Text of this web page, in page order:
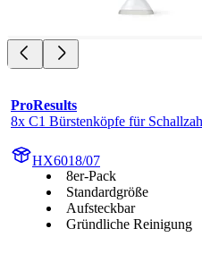
ProResults
8x C1 Bürstenköpfe für
HX6018/07
8er-Pack
Standardgröße
Aufsteckbar
Gründliche Reinigung